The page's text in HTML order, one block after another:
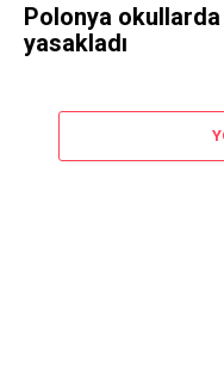
Polonya
yasakladı